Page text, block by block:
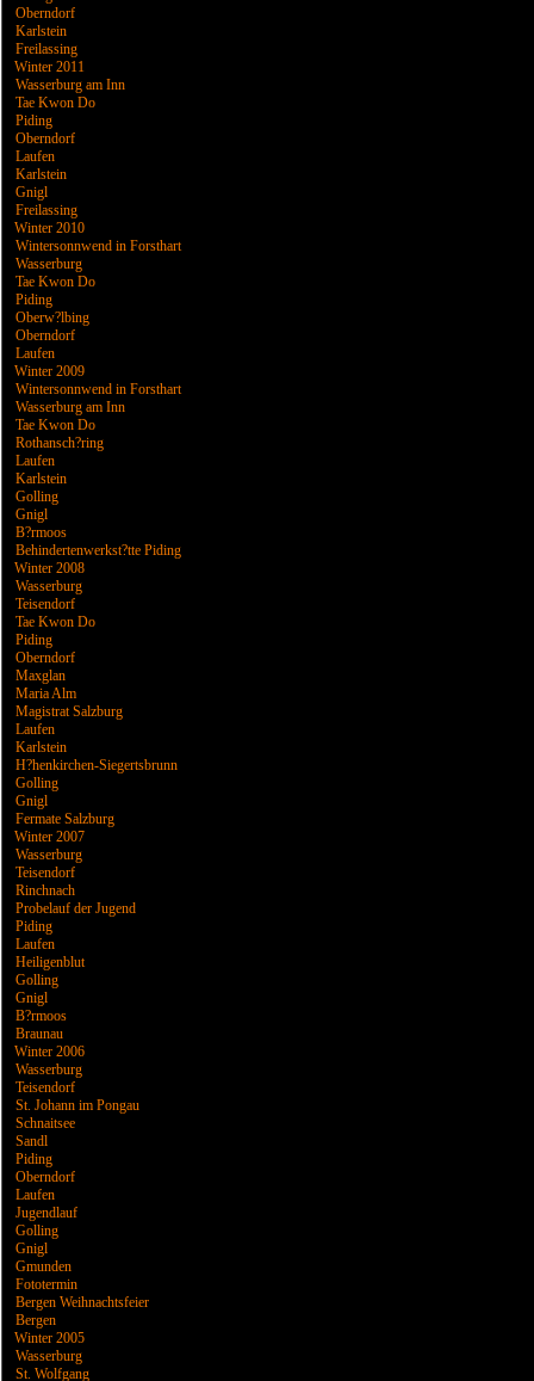
Oberndorf
Karlstein
Freilassing
Winter 2011
Wasserburg am Inn
Tae Kwon Do
Piding
Oberndorf
Laufen
Karlstein
Gnigl
Freilassing
Winter 2010
Wintersonnwend in Forsthart
Wasserburg
Tae Kwon Do
Piding
Oberw?lbing
Oberndorf
Laufen
Winter 2009
Wintersonnwend in Forsthart
Wasserburg am Inn
Tae Kwon Do
Rothansch?ring
Laufen
Karlstein
Golling
Gnigl
B?rmoos
Behindertenwerkst?tte Piding
Winter 2008
Wasserburg
Teisendorf
Tae Kwon Do
Piding
Oberndorf
Maxglan
Maria Alm
Magistrat Salzburg
Laufen
Karlstein
H?henkirchen-Siegertsbrunn
Golling
Gnigl
Fermate Salzburg
Winter 2007
Wasserburg
Teisendorf
Rinchnach
Probelauf der Jugend
Piding
Laufen
Heiligenblut
Golling
Gnigl
B?rmoos
Braunau
Winter 2006
Wasserburg
Teisendorf
St. Johann im Pongau
Schnaitsee
Sandl
Piding
Oberndorf
Laufen
Jugendlauf
Golling
Gnigl
Gmunden
Fototermin
Bergen Weihnachtsfeier
Bergen
Winter 2005
Wasserburg
St. Wolfgang